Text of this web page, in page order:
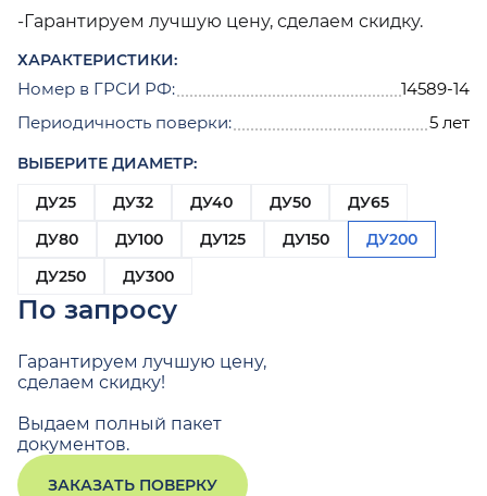
-Гарантируем лучшую цену, сделаем скидку.
ХАРАКТЕРИСТИКИ:
Номер в ГРСИ РФ:
14589-14
Периодичность поверки:
5 лет
ВЫБЕРИТЕ ДИАМЕТР:
ДУ25
ДУ32 ДУ40 ДУ50
ДУ65
ДУ80
ДУ100 ДУ125 ДУ150
ДУ200
ДУ250
ДУ300
По запросу
Гарантируем лучшую цену,
сделаем скидку!
Выдаем полный пакет
документов.
ЗАКАЗАТЬ ПОВЕРКУ